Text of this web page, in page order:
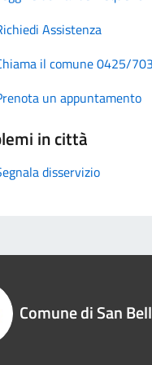
Assistenza
il comune 0425/
un appuntamento
in città
disservizio
Comune di San